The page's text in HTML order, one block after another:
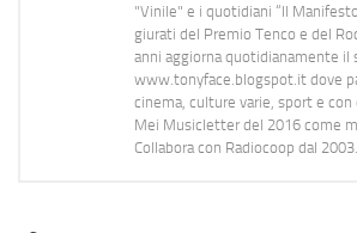
"Vinile" e i quotidiani “Il
giurati del Premio Tenco e del
anni aggiorna quotidianamente il
www.tonyface.blogspot.it dove
cinema, culture varie, sport e
Mei Musicletter del 2016 come
Collabora con Radiocoop dal 2003.